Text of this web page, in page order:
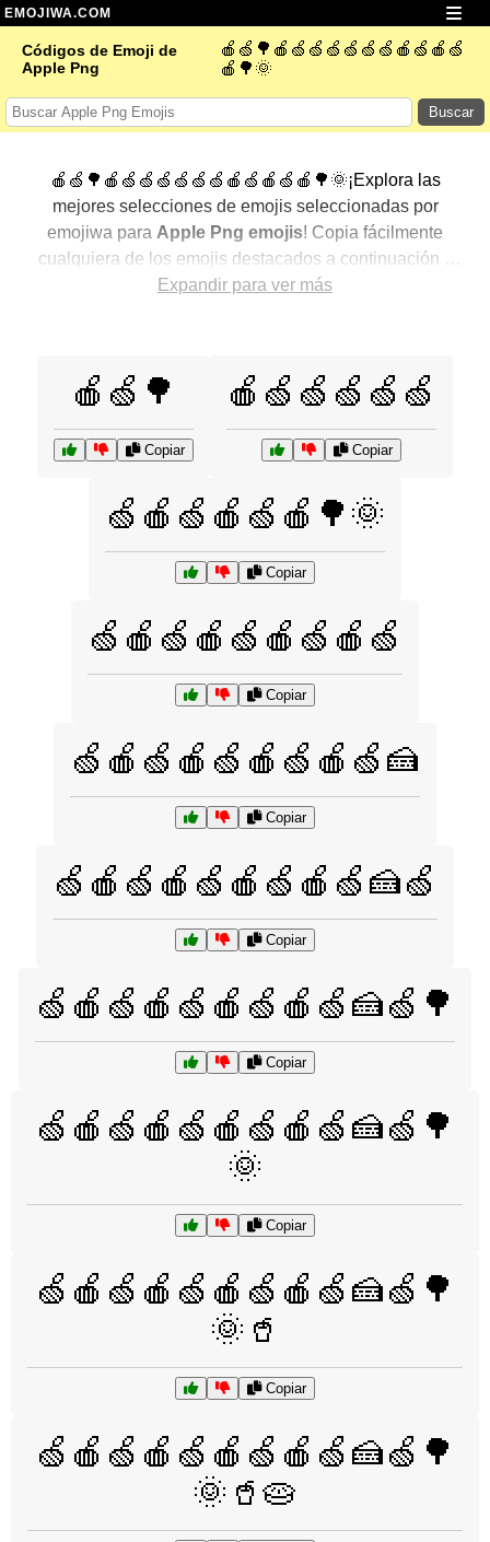
EMOJIWA.COM
Códigos de Emoji de
Apple Png
🍎🍏🌳🍎🍏🍏🍏🍏🍏🍏🍎🍏🍎🍏
🍎🌳🌞
Buscar
🍎🍏🌳🍎🍏🍏🍏🍏🍏🍏🍎🍏🍎🍏🍎🌳🌞¡Explora las
mejores selecciones de emojis seleccionadas por
emojiwa para Apple Png emojis! Copia fácilmente
cualquiera de los emojis destacados a continuación y
agrégalos a tus conversaciones para un toque
descubrir aún más formas de expresar Apple Png con
Expandir para ver más
🍎🍏🌳
Copiar
🍎🍏🍏🍏🍏🍏
Copiar
🍏🍎🍏🍎🍏🍎🌳🌞
Copiar
🍏🍎🍏🍎🍏🍎🍏🍎🍏
Copiar
🍏🍎🍏🍎🍏🍎🍏🍎🍏🍰
Copiar
🍏🍎🍏🍎🍏🍎🍏🍎🍏🍰🍏
Copiar
🍏🍎🍏🍎🍏🍎🍏🍎🍏🍰🍏🌳
Copiar
🍏🍎🍏🍎🍏🍎🍏🍎🍏🍰🍏🌳
🌞
Copiar
🍏🍎🍏🍎🍏🍎🍏🍎🍏🍰🍏🌳
🌞🥤
Copiar
🍏🍎🍏🍎🍏🍎🍏🍎🍏🍰🍏🌳
🌞🥤🥧